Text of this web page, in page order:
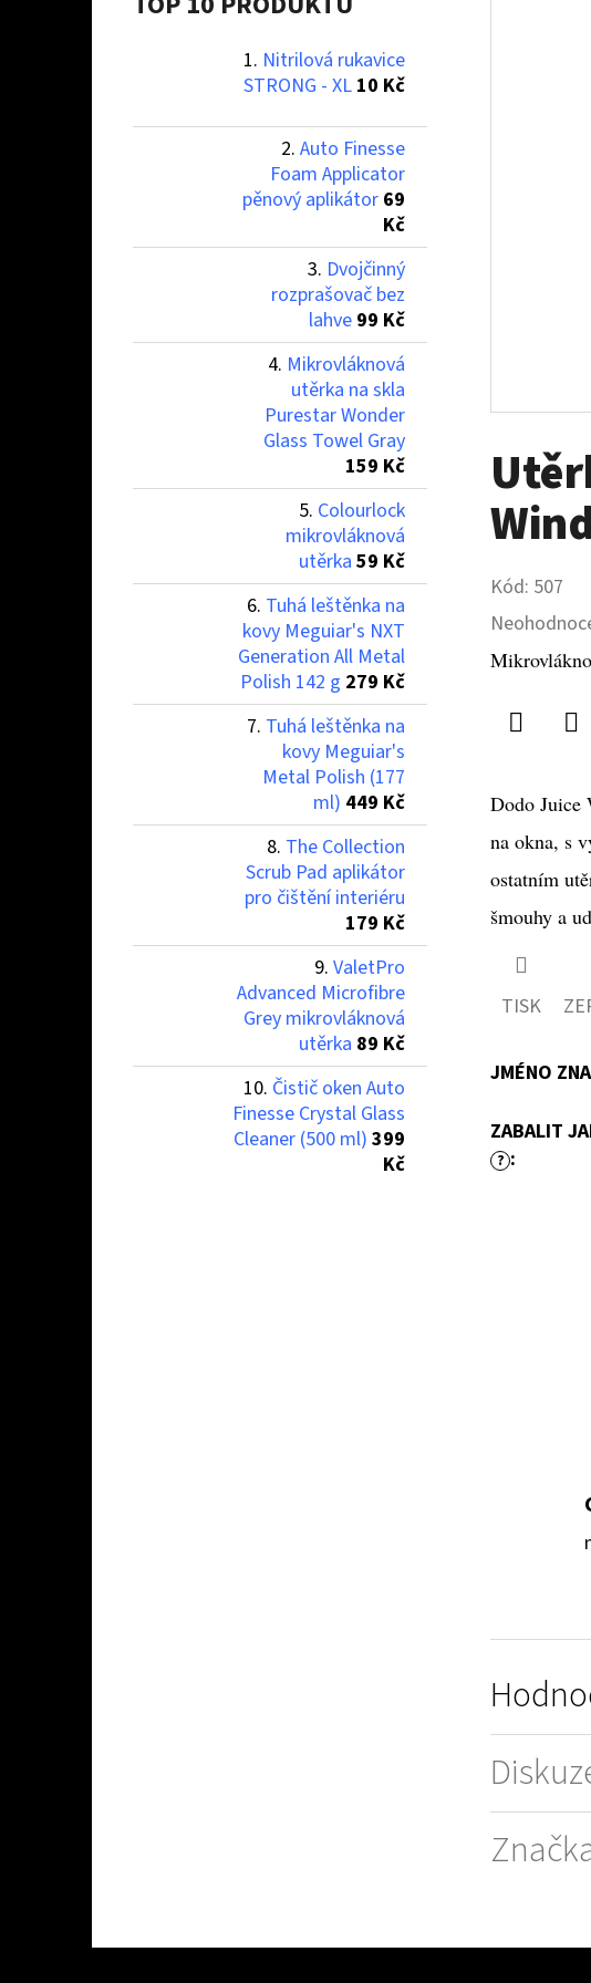
Nitrilová rukavice
STRONG - XL 10 Kč
Auto Finesse
Foam Applicator
pěnový aplikátor 69
Kč
Dvojčinný
rozprašovač bez
lahve 99 Kč
Mikrovláknová
utěrka na skla
Purestar Wonder
Glass Towel Gray
159 Kč
Colourlock
mikrovláknová
utěrka 59 Kč
Tuhá leštěnka na
kovy Meguiar's NXT
Generation All Metal
Polish 142 g 279 Kč
Tuhá leštěnka na
kovy Meguiar's
Metal Polish (177
ml) 449 Kč
The Collection
Scrub Pad aplikátor
pro čištění interiéru
179 Kč
ValetPro
Advanced Microfibre
Grey mikrovláknová
utěrka 89 Kč
Čistič oken Auto
Finesse Crystal Glass
Cleaner (500 ml) 399
Kč
Kód: 507
Průměrné
hodnocení
z
5
hvězdiček.
Dodo Juice
na okna, s
ostatním
šmouhy a
TISK
JMÉNO
ZABALIT
? :
NITRILOVÁ RUKAVICE STRONG - XL
AUTO